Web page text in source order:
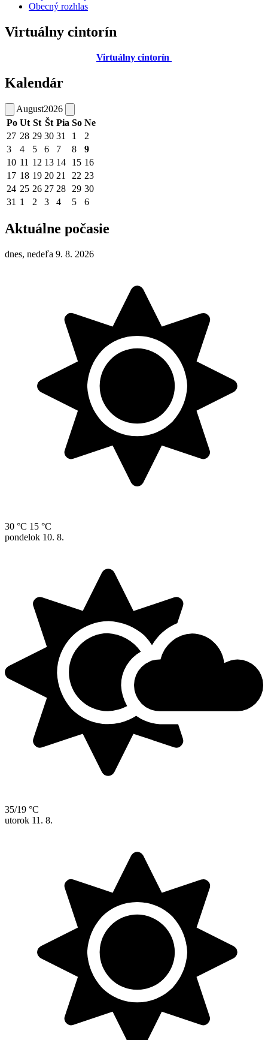
Obecný rozhlas
Virtuálny cintorín
Virtuálny cintorín
Kalendár
August2026
Po Ut St Št Pia So Ne
27 28 29 30 31 1
2
3
4 5 6 7 8
9
10 11 12 13 14 15 16
17 18 19 20 21 22 23
24 25 26 27 28 29 30
31 1 2 3 4 5 6
Aktuálne počasie
dnes, nedeľa 9. 8. 2026
30 °C 15 °C
pondelok 10. 8.
35/19 °C
utorok 11. 8.